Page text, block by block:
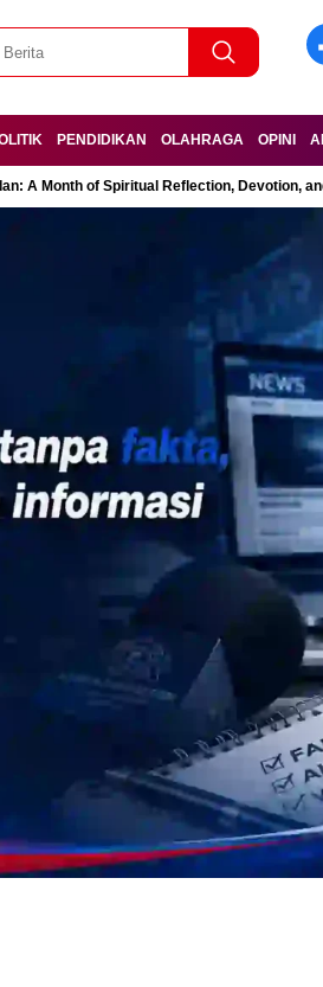
PENDIDIKAN OLAHRAGA OPINI
A Month of Spiritual Reflection, Devotion,